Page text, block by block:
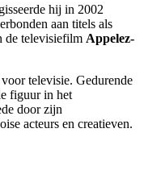
hij in 2002
aan titels als
de televisiefilm Appelez-
televisie. Gedurende
figuur in het
door zijn
acteurs en creatieven.